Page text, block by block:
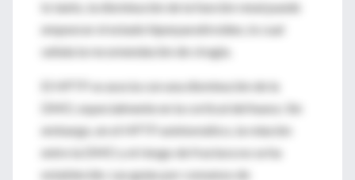
lo tanto, la disminución de la función renal puede
empeorar el estado hiperparatiroideo, lo cual
señala la recomendación de cirugía.
El HPTP se asocia con una disminución de la
DMO, especialmente en la cortical del hueso. Sin
embargo, en el HPTP asintomático, la relación
entre la DMO y el riesgo de fractura no se ha
establecido. Las guías por consenso de